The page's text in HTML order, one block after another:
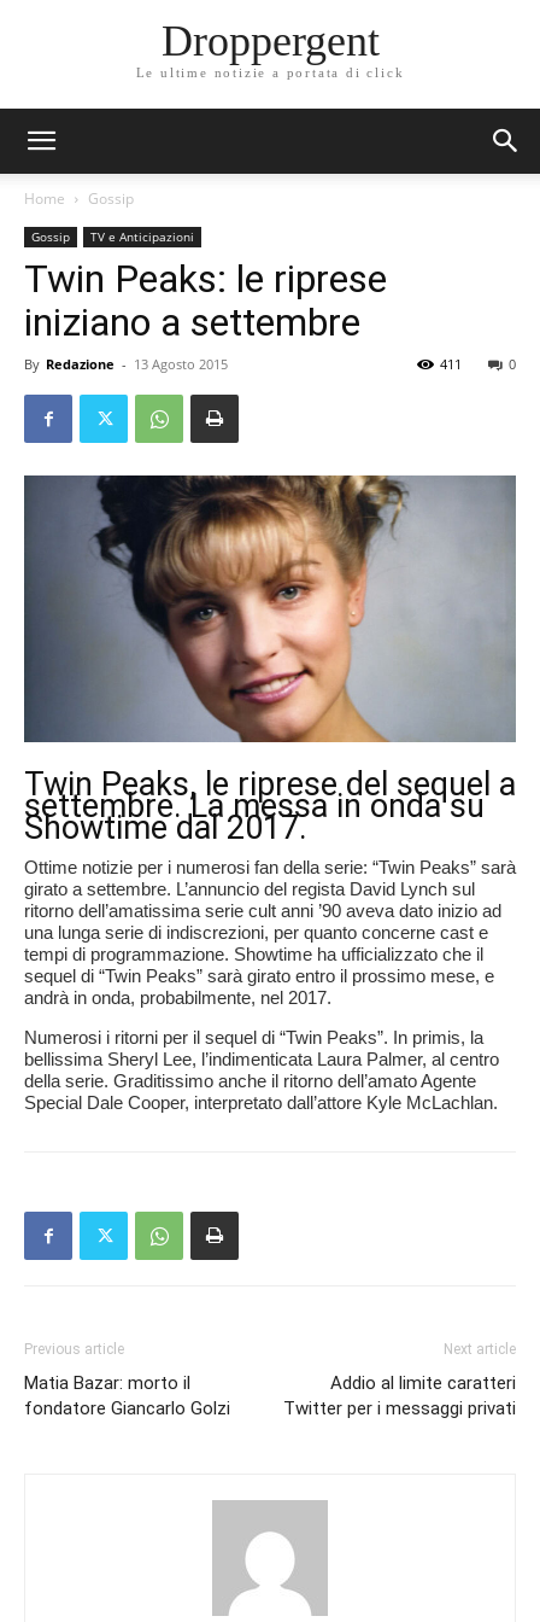
Droppergent
Le ultime notizie a portata di click
Home Gossip
Gossip TV e Anticipazioni
Twin Peaks: le riprese
iniziano a settembre
By Redazione - 13 Agosto 2015 0
411
Twin Peaks, le riprese del sequel a
settembre. La messa in onda su
Showtime dal 2017.
Ottime notizie per i numerosi fan della serie: “Twin Peaks” sarà
girato a settembre. L’annuncio del regista David Lynch sul
ritorno dell’amatissima serie cult anni ’90 aveva dato inizio ad
una lunga serie di indiscrezioni, per quanto concerne cast e
tempi di programmazione. Showtime ha ufficializzato che il
sequel di “Twin Peaks” sarà girato entro il prossimo mese, e
andrà in onda, probabilmente, nel 2017.
Numerosi i ritorni per il sequel di “Twin Peaks”. In primis, la
bellissima Sheryl Lee, l’indimenticata Laura Palmer, al centro
della serie. Graditissimo anche il ritorno dell’amato Agente
Special Dale Cooper, interpretato dall’attore Kyle McLachlan.
Previous article
Matia Bazar: morto il
fondatore Giancarlo Golzi
Next article
Addio al limite caratteri
Twitter per i messaggi privati